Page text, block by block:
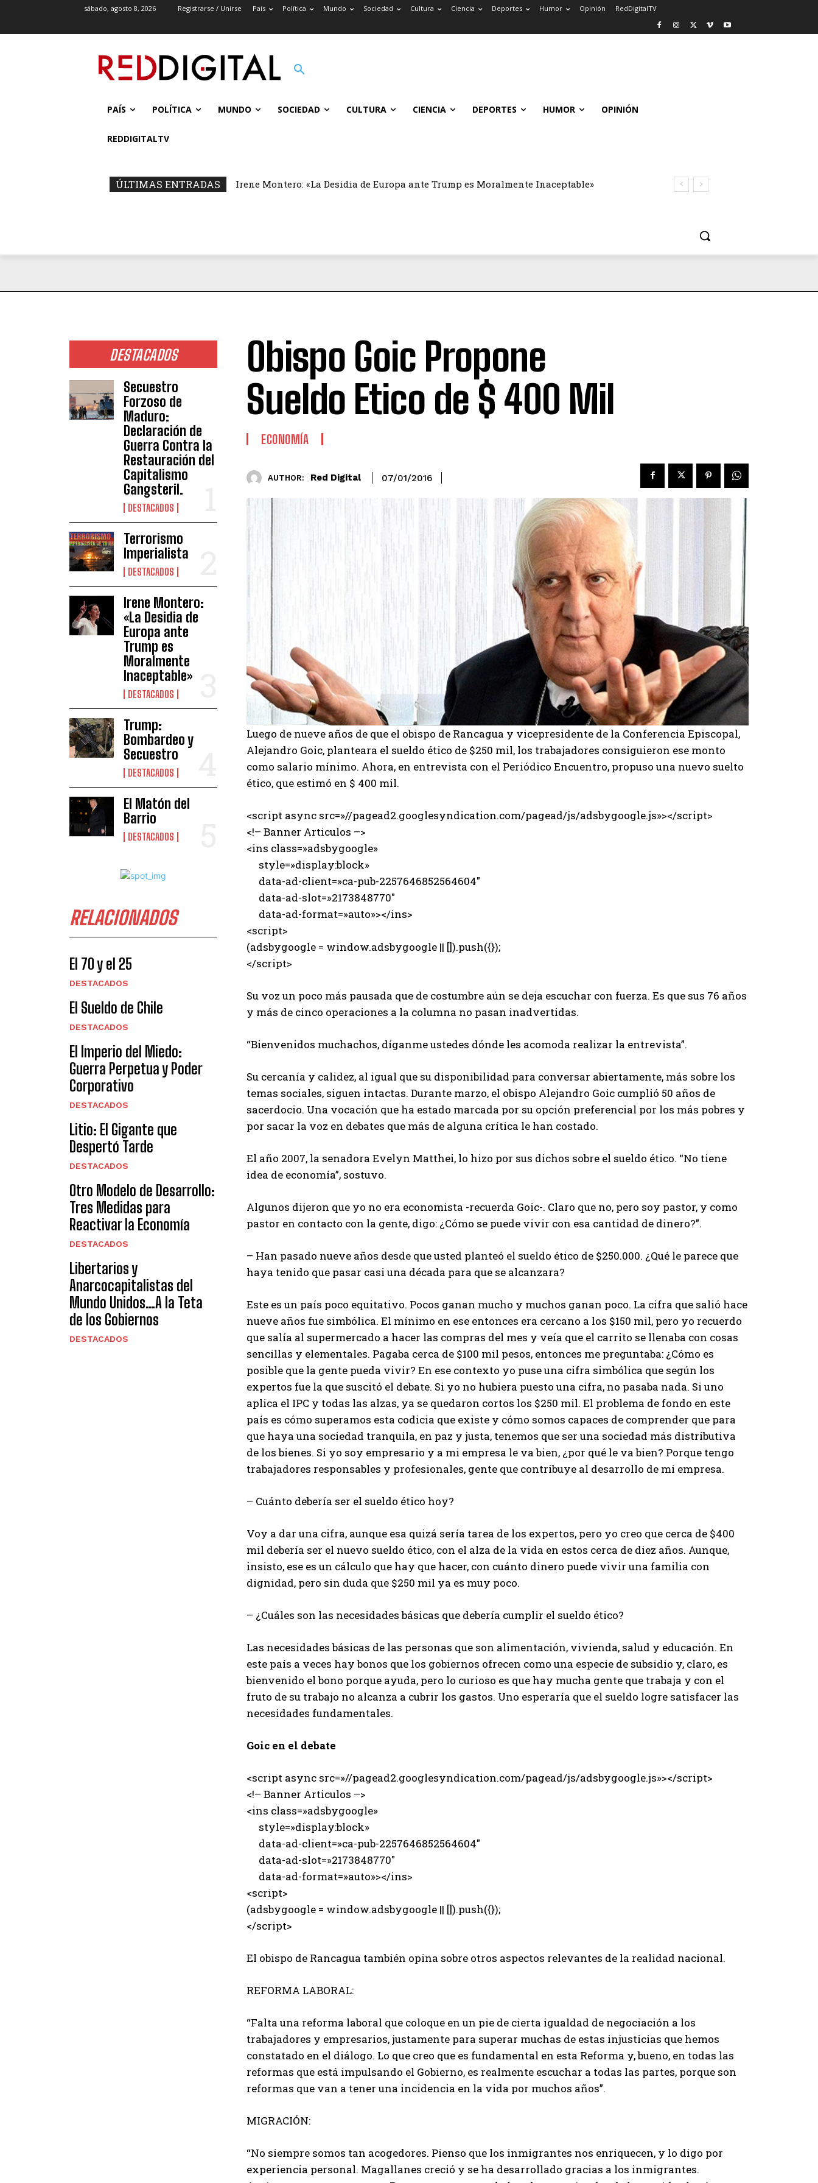
sábado, agosto 8, 2026 Registrarse / Unirse País Política Mundo Sociedad Cultura Ciencia Deportes Humor Opinión RedDigitalTV
PAÍS POLÍTICA MUNDO SOCIEDAD CULTURA CIENCIA DEPORTES HUMOR OPINIÓN
REDDIGITALTV
ÚLTIMAS ENTRADAS Irene Montero: «La Desidia de Europa ante Trump es Moralmente Inaceptable»
DESTACADOS
Secuestro
Forzoso de
Maduro:
Declaración de
Guerra Contra la
Restauración del
Capitalismo
Gangsteril.
DESTACADOS
Terrorismo
Imperialista
DESTACADOS
Irene Montero:
«La Desidia de
Europa ante
Trump es
Moralmente
Inaceptable»
DESTACADOS
Trump:
Bombardeo y
Secuestro
DESTACADOS
El Matón del
Barrio
DESTACADOS
RELACIONADOS
El 70 y el 25
DESTACADOS
El Sueldo de Chile
DESTACADOS
El Imperio del Miedo:
Guerra Perpetua y Poder
Corporativo
DESTACADOS
Litio: El Gigante que
Despertó Tarde
DESTACADOS
Otro Modelo de Desarrollo:
Tres Medidas para
Reactivar la Economía
DESTACADOS
Libertarios y
Anarcocapitalistas del
Mundo Unidos…A la Teta
de los Gobiernos
DESTACADOS
Obispo Goic Propone
Sueldo Etico de $ 400 Mil
ECONOMÍA
AUTHOR: Red Digital 07/01/2016
Luego de nueve años de que el obispo de Rancagua y vicepresidente de la Conferencia Episcopal,
Alejandro Goic, planteara el sueldo ético de $250 mil, los trabajadores consiguieron ese monto
como salario mínimo. Ahora, en entrevista con el Periódico Encuentro, propuso una nuevo suelto
ético, que estimó en $ 400 mil.
<script async src=»//pagead2.googlesyndication.com/pagead/js/adsbygoogle.js»></script>
<!– Banner Articulos –>
<ins class=»adsbygoogle»
style=»display:block»
data-ad-client=»ca-pub-2257646852564604″
data-ad-slot=»2173848770″
data-ad-format=»auto»></ins>
<script>
(adsbygoogle = window.adsbygoogle || []).push({});
</script>
Su voz un poco más pausada que de costumbre aún se deja escuchar con fuerza. Es que sus 76 años
y más de cinco operaciones a la columna no pasan inadvertidas.
“Bienvenidos muchachos, díganme ustedes dónde les acomoda realizar la entrevista”.
Su cercanía y calidez, al igual que su disponibilidad para conversar abiertamente, más sobre los
temas sociales, siguen intactas. Durante marzo, el obispo Alejandro Goic cumplió 50 años de
sacerdocio. Una vocación que ha estado marcada por su opción preferencial por los más pobres y
por sacar la voz en debates que más de alguna crítica le han costado.
El año 2007, la senadora Evelyn Matthei, lo hizo por sus dichos sobre el sueldo ético. “No tiene
idea de economía”, sostuvo.
Algunos dijeron que yo no era economista -recuerda Goic-. Claro que no, pero soy pastor, y como
pastor en contacto con la gente, digo: ¿Cómo se puede vivir con esa cantidad de dinero?”.
– Han pasado nueve años desde que usted planteó el sueldo ético de $250.000. ¿Qué le parece que
haya tenido que pasar casi una década para que se alcanzara?
Este es un país poco equitativo. Pocos ganan mucho y muchos ganan poco. La cifra que salió hace
nueve años fue simbólica. El mínimo en ese entonces era cercano a los $150 mil, pero yo recuerdo
que salía al supermercado a hacer las compras del mes y veía que el carrito se llenaba con cosas
sencillas y elementales. Pagaba cerca de $100 mil pesos, entonces me preguntaba: ¿Cómo es
posible que la gente pueda vivir? En ese contexto yo puse una cifra simbólica que según los
expertos fue la que suscitó el debate. Si yo no hubiera puesto una cifra, no pasaba nada. Si uno
aplica el IPC y todas las alzas, ya se quedaron cortos los $250 mil. El problema de fondo en este
país es cómo superamos esta codicia que existe y cómo somos capaces de comprender que para
que haya una sociedad tranquila, en paz y justa, tenemos que ser una sociedad más distributiva
de los bienes. Si yo soy empresario y a mi empresa le va bien, ¿por qué le va bien? Porque tengo
trabajadores responsables y profesionales, gente que contribuye al desarrollo de mi empresa.
– Cuánto debería ser el sueldo ético hoy?
Voy a dar una cifra, aunque esa quizá sería tarea de los expertos, pero yo creo que cerca de $400
mil debería ser el nuevo sueldo ético, con el alza de la vida en estos cerca de diez años. Aunque,
insisto, ese es un cálculo que hay que hacer, con cuánto dinero puede vivir una familia con
dignidad, pero sin duda que $250 mil ya es muy poco.
– ¿Cuáles son las necesidades básicas que debería cumplir el sueldo ético?
Las necesidades básicas de las personas que son alimentación, vivienda, salud y educación. En
este país a veces hay bonos que los gobiernos ofrecen como una especie de subsidio y, claro, es
bienvenido el bono porque ayuda, pero lo curioso es que hay mucha gente que trabaja y con el
fruto de su trabajo no alcanza a cubrir los gastos. Uno esperaría que el sueldo logre satisfacer las
necesidades fundamentales.
Goic en el debate
<script async src=»//pagead2.googlesyndication.com/pagead/js/adsbygoogle.js»></script>
<!– Banner Articulos –>
<ins class=»adsbygoogle»
style=»display:block»
data-ad-client=»ca-pub-2257646852564604″
data-ad-slot=»2173848770″
data-ad-format=»auto»></ins>
<script>
(adsbygoogle = window.adsbygoogle || []).push({});
</script>
El obispo de Rancagua también opina sobre otros aspectos relevantes de la realidad nacional.
REFORMA LABORAL:
“Falta una reforma laboral que coloque en un pie de cierta igualdad de negociación a los
trabajadores y empresarios, justamente para superar muchas de estas injusticias que hemos
constatado en el diálogo. Lo que creo que es fundamental en esta Reforma y, bueno, en todas las
reformas que está impulsando el Gobierno, es realmente escuchar a todas las partes, porque son
reformas que van a tener una incidencia en la vida por muchos años”.
MIGRACIÓN:
“No siempre somos tan acogedores. Pienso que los inmigrantes nos enriquecen, y lo digo por
experiencia personal. Magallanes creció y se ha desarrollado gracias a los inmigrantes.